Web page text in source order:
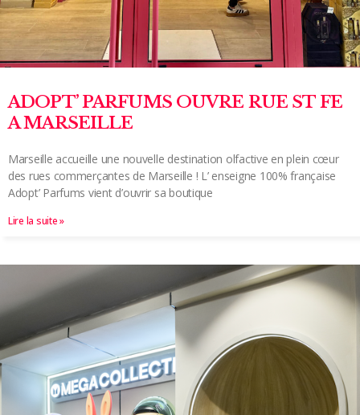
ADOPT’ PARFUMS OUVRE RUE ST FE
A MARSEILLE
Marseille accueille une nouvelle destination olfactive en plein cœur
des rues commerçantes de Marseille ! L’ enseigne 100% française
Adopt’ Parfums vient d’ouvrir sa boutique
Lire la suite »